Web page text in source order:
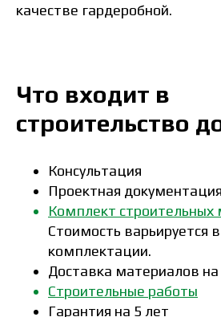
качестве гардеробной.
Что входит в
строительство
Консультация
Проектная документация
Комплект строительных
Стоимость варьируется
комплектации.
Доставка материалов на
Строительные работы
Гарантия на 5 лет